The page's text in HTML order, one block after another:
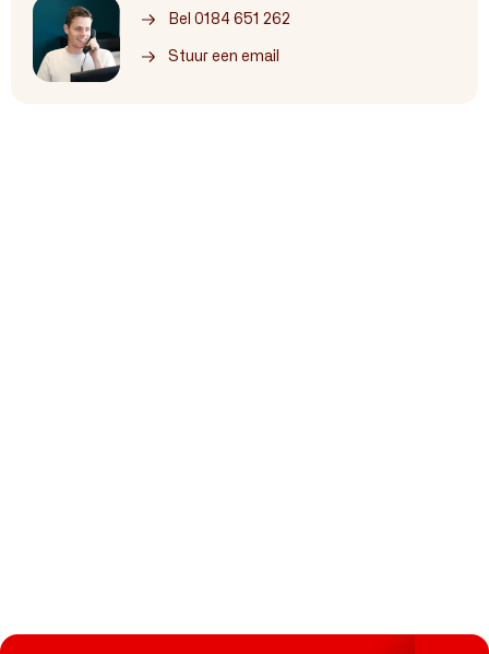
Bel 0184 651 262
Stuur een email